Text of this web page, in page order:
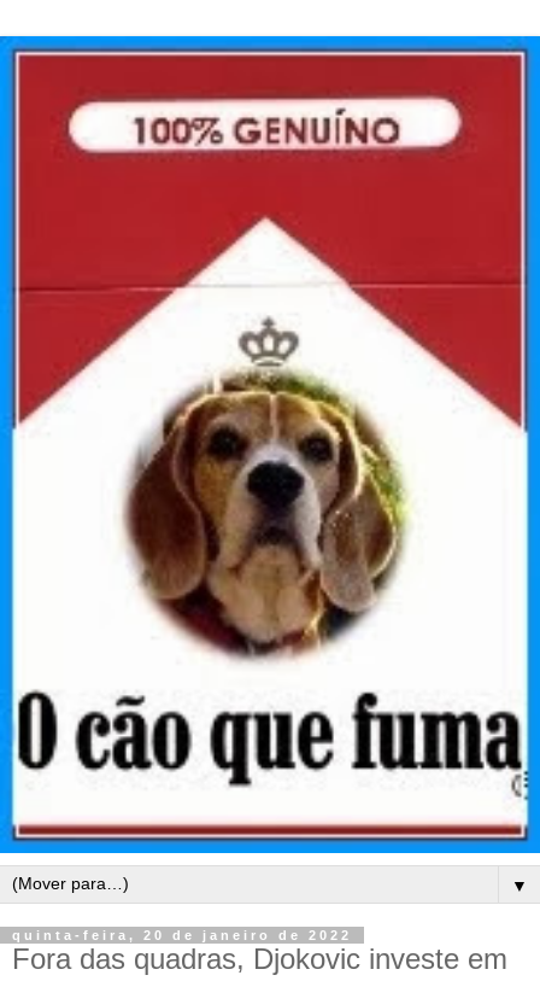
▼
quinta-feira, 20 de janeiro de 2022
Fora das quadras, Djokovic investe em